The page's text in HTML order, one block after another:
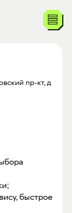
пр-кт, д
быстрое